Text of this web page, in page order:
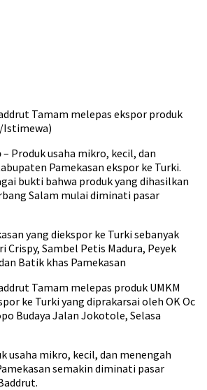
Tamam melepas ekspor produk
Istimewa)
– Produk usaha mikro, kecil, dan
Pamekasan ekspor ke Turki.
bukti bahwa produk yang dihasilkan
Salam mulai diminati pasar
yang diekspor ke Turki sebanyak
Crispy, Sambel Petis Madura, Peyek
Batik khas Pamekasan
Tamam melepas produk UMKM
ke Turki yang diprakarsai oleh OK Oc
Budaya Jalan Jokotole, Selasa
usaha mikro, kecil, dan menengah
semakin diminati pasar